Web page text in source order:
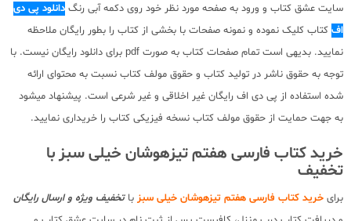
سایت عشق کتاب و ورود به صفحه مورد نظر خود روی دکمه آبی رنگ دانلود پی دی
اف کتاب کلیک نموده و نمونه صفحات با بخشی از کتاب را بطور رایگان ملاحظه
نمایید. بدیهی است تمام صفحات کتاب به صورت pdf برای دانلود رایگان نیست. با
توجه به حقوق ناشر در تولید کتاب و حقوق مولف کتاب نسبت به محتوای ارائه
شده استفاده از پی دی اف رایگان غیر اخلاقی و غیر شرعی است. پیشنهاد میشود
به جهت حمایت از حقوق مولف کتاب نسخه فیزیکی کتاب را خریداری نمایید.
خرید کتاب فارسی هفتم تیزهوشان خیلی سبز با
تخفیف
برای خرید کتاب فارسی هفتم تیزهوشان خیلی سبز باتخفیف ویژه و ارسال رایگان